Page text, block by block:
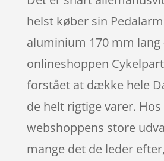
helst køber sin
aluminium 170 mm lang
onlineshoppen
forstået at dække hele
de helt rigtige varer. Hos
webshoppens store
mange det de leder